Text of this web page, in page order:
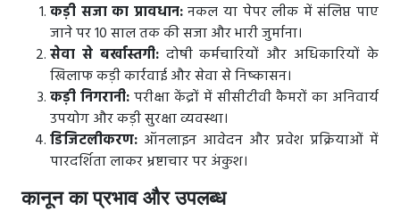
कड़ी सजा का प्रावधान:नकल या पेपर लीक में संलिप्त पाए
जाने पर 10 साल तक की सजा और भारी जुर्माना।
सेवा से बर्खास्तगी:दोषी कर्मचारियों और अधिकारियों के
खिलाफ कड़ी कार्रवाई और सेवा से निष्कासन।
कड़ी निगरानी:परीक्षा केंद्रों में सीसीटीवी कैमरों का अनिवार्य
उपयोग और कड़ी सुरक्षा व्यवस्था।
डिजिटलीकरण: ऑनलाइन आवेदन और प्रवेश प्रक्रियाओं में
पारदर्शिता लाकर भ्रष्टाचार पर अंकुश।
कानून का प्रभाव और उपलब्ध